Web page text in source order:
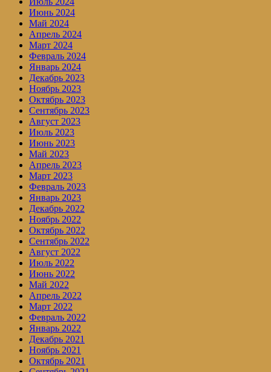
Июнь 2024
Май 2024
Апрель 2024
Март 2024
Февраль 2024
Январь 2024
Декабрь 2023
Ноябрь 2023
Октябрь 2023
Сентябрь 2023
Август 2023
Июль 2023
Июнь 2023
Май 2023
Апрель 2023
Март 2023
Февраль 2023
Январь 2023
Декабрь 2022
Ноябрь 2022
Октябрь 2022
Сентябрь 2022
Август 2022
Июль 2022
Июнь 2022
Май 2022
Апрель 2022
Март 2022
Февраль 2022
Январь 2022
Декабрь 2021
Ноябрь 2021
Октябрь 2021